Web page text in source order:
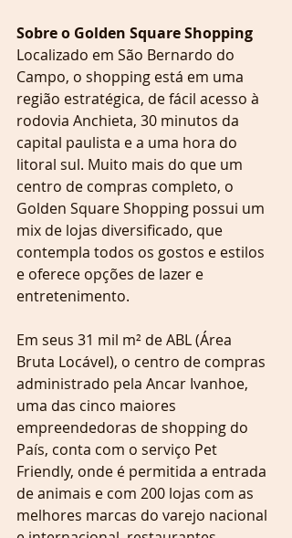
Sobre o Golden Square Shopping
Localizado em São Bernardo do
Campo, o shopping está em uma
região estratégica, de fácil acesso à
rodovia Anchieta, 30 minutos da
capital paulista e a uma hora do
litoral sul. Muito mais do que um
centro de compras completo, o
Golden Square Shopping possui um
mix de lojas diversificado, que
contempla todos os gostos e estilos
e oferece opções de lazer e
entretenimento.
Em seus 31 mil m² de ABL (Área
Bruta Locável), o centro de compras
administrado pela Ancar Ivanhoe,
uma das cinco maiores
empreendedoras de shopping do
País, conta com o serviço Pet
Friendly, onde é permitida a entrada
de animais e com 200 lojas com as
melhores marcas do varejo nacional